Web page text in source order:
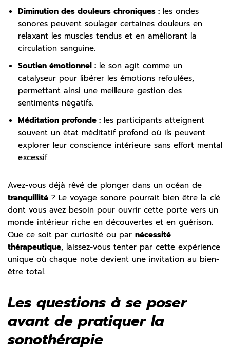
Diminution des douleurs chroniques : les ondes
sonores peuvent soulager certaines douleurs en
relaxant les muscles tendus et en améliorant la
circulation sanguine.
Soutien émotionnel : le son agit comme un
catalyseur pour libérer les émotions refoulées,
permettant ainsi une meilleure gestion des
sentiments négatifs.
Méditation profonde : les participants atteignent
souvent un état méditatif profond où ils peuvent
explorer leur conscience intérieure sans effort mental
excessif.
Avez-vous déjà rêvé de plonger dans un océan de
tranquillité ? Le voyage sonore pourrait bien être la clé
dont vous avez besoin pour ouvrir cette porte vers un
monde intérieur riche en découvertes et en guérison.
Que ce soit par curiosité ou par nécessité
thérapeutique, laissez-vous tenter par cette expérience
unique où chaque note devient une invitation au bien-
être total.
Les questions à se poser
avant de pratiquer la
sonothérapie